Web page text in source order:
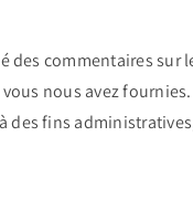
des commentaires
nous avez
des fins